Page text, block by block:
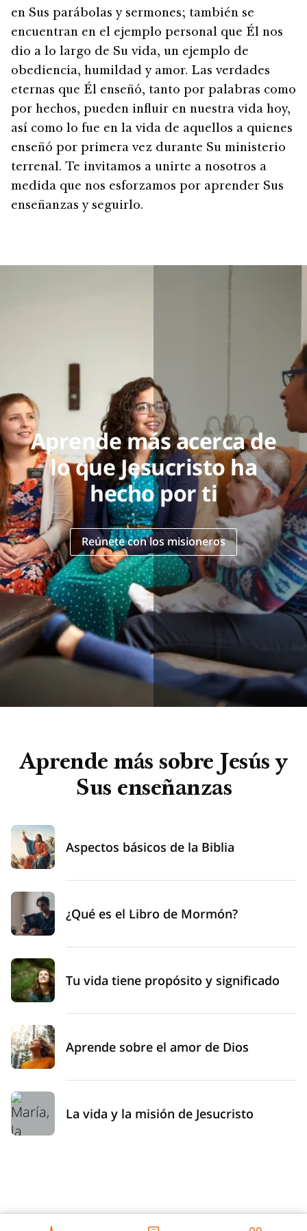
en Sus parábolas y sermones; también se
encuentran en el ejemplo personal que Él nos
dio a lo largo de Su vida, un ejemplo de
obediencia, humildad y amor. Las verdades
eternas que Él enseñó, tanto por palabras como
por hechos, pueden influir en nuestra vida hoy,
así como lo fue en la vida de aquellos a quienes
enseñó por primera vez durante Su ministerio
terrenal. Te invitamos a unirte a nosotros a
medida que nos esforzamos por aprender Sus
enseñanzas y seguirlo.
Aprende más acerca de
lo que Jesucristo ha
hecho por ti
Reúnete con los misioneros
Aprende más sobre Jesús y
Sus enseñanzas
Aspectos básicos de la Biblia
¿Qué es el Libro de Mormón?
Tu vida tiene propósito y significado
Aprende sobre el amor de Dios
La vida y la misión de Jesucristo